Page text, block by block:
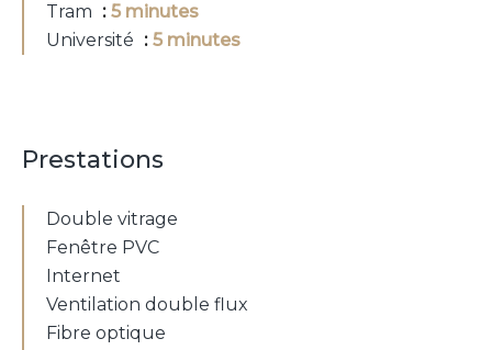
Tram
5 minutes
Université
5 minutes
Prestations
Double vitrage
Fenêtre PVC
Internet
Ventilation double flux
Fibre optique